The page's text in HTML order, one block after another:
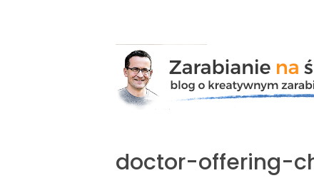
doctor-offering-